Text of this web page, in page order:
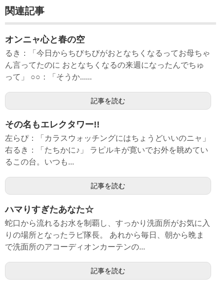
関連記事
オンニャ心と春の空
るき：「今日からちびちびがおとなちくなるってお母ちゃ
ん言ってたのに おとなちくなるの来週になったんでちゅ
って」 ○○：「そうか......
記事を読む
その名もエレクタワー!!
左らぴ：「カラスウォッチングにはちょうどいいのニャ」
右るき：「たちかに♪」 ラピルキが寛いでお外を眺めてい
るこの台。いつも...
記事を読む
ハマりすぎたあなた☆
蛇口から流れるお水を制覇し、すっかり洗面所がお気に入
りの場所となったラピ隊長。 あれから毎日、朝から晩ま
で洗面所のアコーディオンカーテンの...
記事を読む